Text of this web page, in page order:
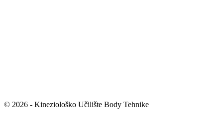
© 2026 - Kineziološko Učilište Body Tehnike